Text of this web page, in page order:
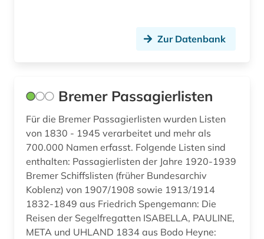
Zur Datenbank
Bremer Passagierlisten
Für die Bremer Passagierlisten wurden Listen
von 1830 - 1945 verarbeitet und mehr als
700.000 Namen erfasst. Folgende Listen sind
enthalten: Passagierlisten der Jahre 1920-1939
Bremer Schiffslisten (früher Bundesarchiv
Koblenz) von 1907/1908 sowie 1913/1914
1832-1849 aus Friedrich Spengemann: Die
Reisen der Segelfregatten ISABELLA, PAULINE,
META und UHLAND 1834 aus Bodo Heyne: